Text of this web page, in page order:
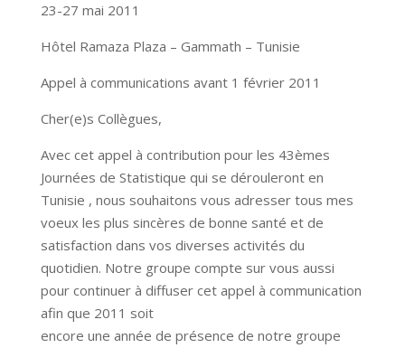
23-27 mai 2011
Hôtel Ramaza Plaza – Gammath – Tunisie
Appel à communications avant 1 février 2011
Cher(e)s Collègues,
Avec cet appel à contribution pour les 43èmes
Journées de Statistique qui se dérouleront en
Tunisie , nous souhaitons vous adresser tous mes
voeux les plus sincères de bonne santé et de
satisfaction dans vos diverses activités du
quotidien. Notre groupe compte sur vous aussi
pour continuer à diffuser cet appel à communication
afin que 2011 soit
encore une année de présence de notre groupe